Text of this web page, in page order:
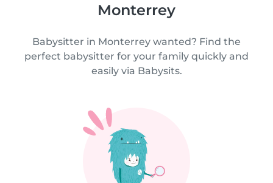
Monterrey
Babysitter in Monterrey wanted? Find the
perfect babysitter for your family quickly and
easily via Babysits.